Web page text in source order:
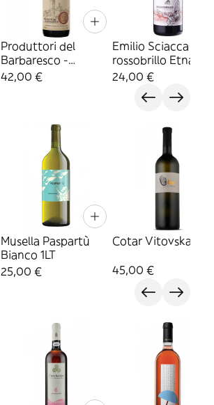
Produttori del
Barbaresco -
Barbaresco
42,00 €
Emilio Sciacca
rossobrillo Etna
Rosso
24,00 €
Musella Paspartù
Bianco 1LT
25,00 €
Cotar Vitovska
45,00 €